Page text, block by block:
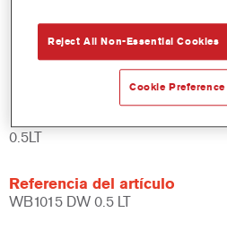
Amplias posibilidades de
Versátil - se puede usar en
y utilizando distintas técnicas
0.5LT
Referencia del artículo
WB1015 DW 0.5 LT
Reject All Non-Essential Cookies
Cookie Preference